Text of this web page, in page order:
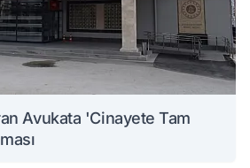
Avukata 'Cinayete Tam